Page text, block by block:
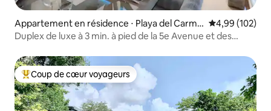
Appartement en résidence ⋅ Playa del Carme
n
Évaluation
4,99 (102)
Duplex de luxe à 3 min. à pied de la 5e Avenue et des
Coups de cœur voyageurs les plus appréciés
Coup de cœur voyageurs